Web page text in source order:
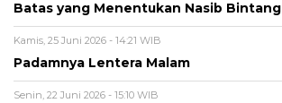
Batas yang Menentukan Nasib Bintang
Kamis, 25 Juni 2026 - 14:21 WIB
Padamnya Lentera Malam
Senin, 22 Juni 2026 - 15:10 WIB